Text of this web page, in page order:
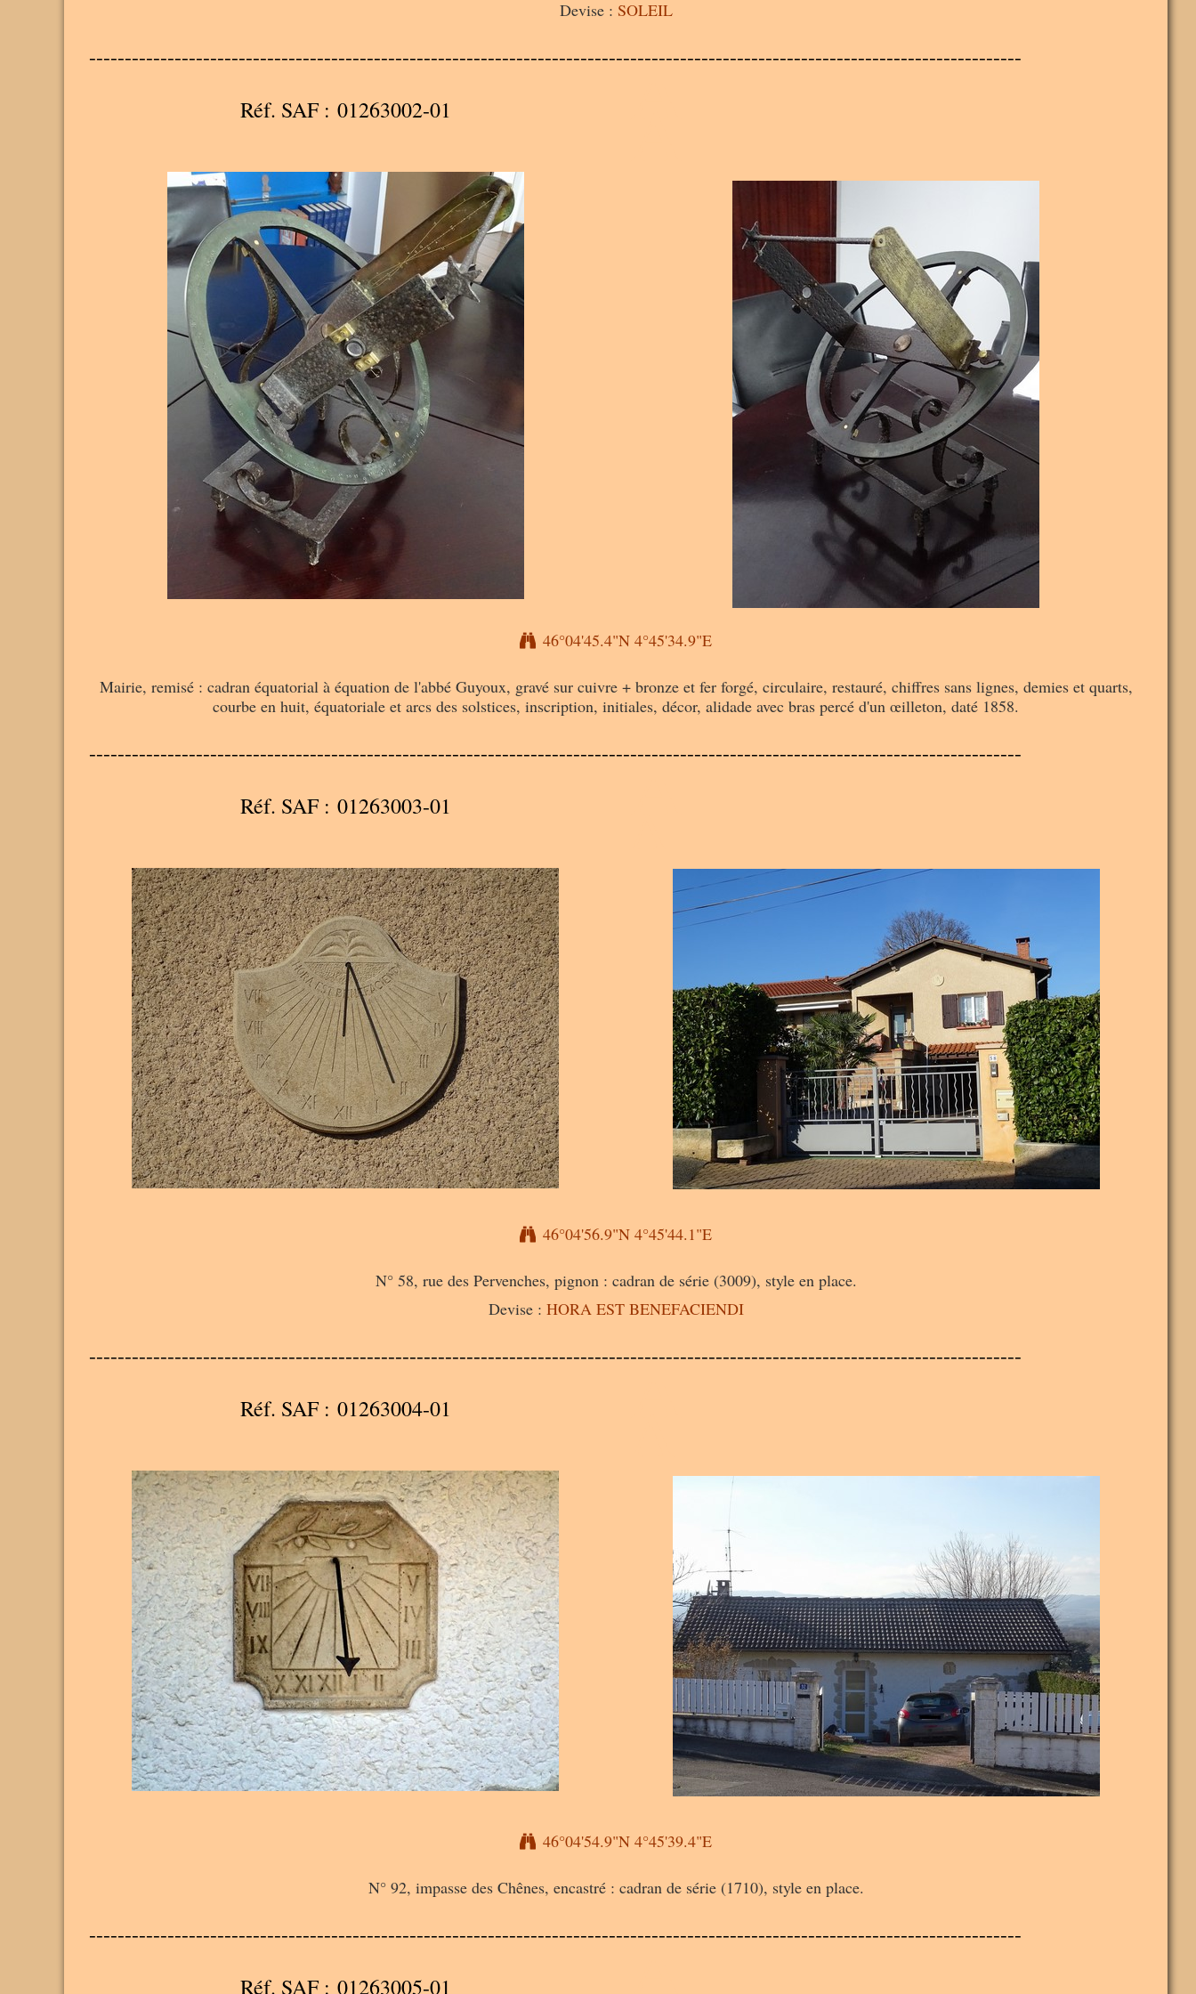
Devise : SOLEIL
-----------------------------------------------------------------------------------------------------------------------------------
Réf. SAF : 01263002-01
A
46°04'45.4"N 4°45'34.9"E
Mairie, remisé : cadran équatorial à équation de l'abbé Guyoux, gravé sur cuivre + bronze et fer forgé, circulaire, restauré, chiffres sans lignes, demies et quarts,
courbe en huit, équatoriale et arcs des solstices, inscription, initiales, décor, alidade avec bras percé d'un œilleton, daté 1858.
-----------------------------------------------------------------------------------------------------------------------------------
Réf. SAF : 01263003-01
A
46°04'56.9"N 4°45'44.1"E
N° 58, rue des Pervenches, pignon : cadran de série (3009), style en place.
Devise : HORA EST BENEFACIENDI
-----------------------------------------------------------------------------------------------------------------------------------
Réf. SAF : 01263004-01
A
46°04'54.9"N 4°45'39.4"E
N° 92, impasse des Chênes, encastré : cadran de série (1710), style en place.
-----------------------------------------------------------------------------------------------------------------------------------
Réf. SAF : 01263005-01
A